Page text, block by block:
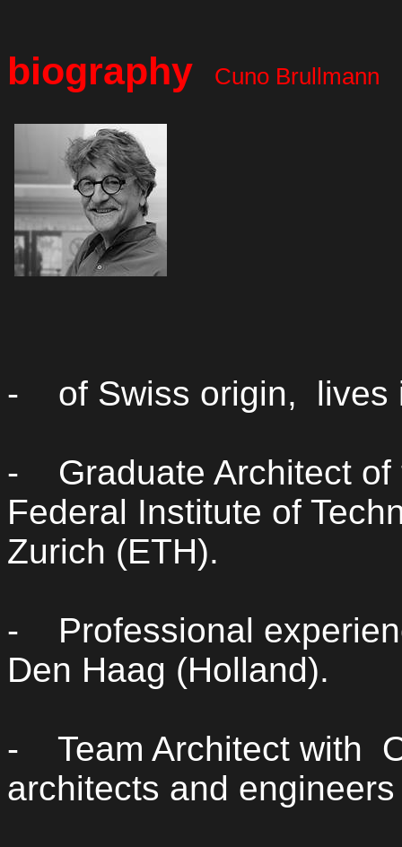
biography Cuno Brullmann
- of Swiss origin, lives
-
Graduate Architect
Federal Institute of
Zurich (ETH).
-
Professional
Den Haag (Holland).
- Team Architect with
architects and